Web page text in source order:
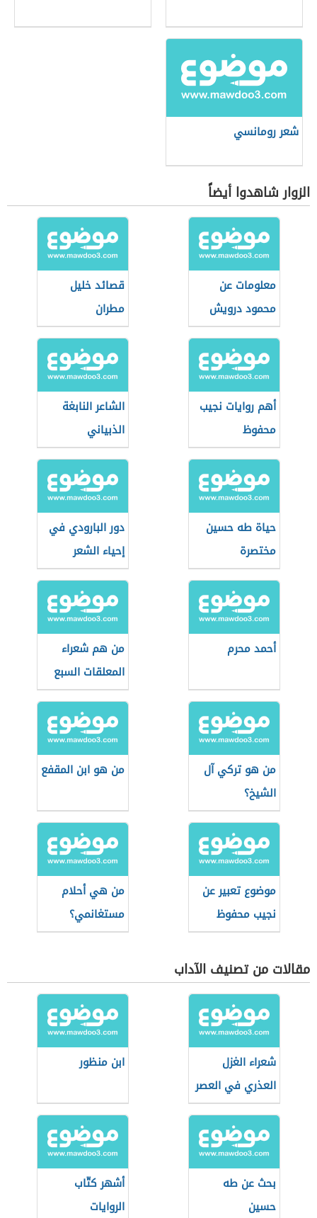
شعر رومانسي
الزوار شاهدوا أيضاً
معلومات عن
محمود درويش
قصائد خليل
مطران
أهم روايات نجيب
محفوظ
الشاعر النابغة
الذبياني
حياة طه حسين
مختصرة
دور البارودي في
إحياء الشعر
العربي
أحمد محرم
من هم شعراء
المعلقات السبع
من هو تركي آل
الشيخ؟
من هو ابن المقفع
موضوع تعبير عن
نجيب محفوظ
من هي أحلام
مستغانمي؟
مقالات من تصنيف الآداب
شعراء الغزل
العذري في العصر
الأموي
ابن منظور
بحث عن طه
حسين
أشهر كتّاب
الروايات